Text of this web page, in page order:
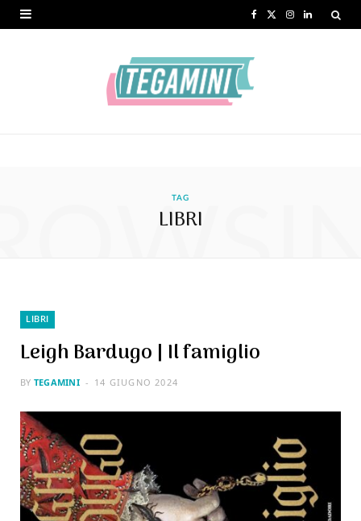
I L
TAG
LIBRI
LIBRI
Leigh Bardugo | Il famiglio
BY TEGAMINI 14 GIUGNO 2024